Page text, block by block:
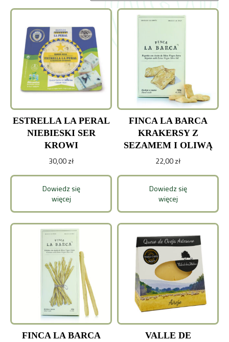
ESTRELLA LA PERAL
NIEBIESKI SER
KROWI
30,00zł
Dowiedz się
więcej
FINCA LA BARCA
KRAKERSY Z
SEZAMEM I OLIWĄ
22,00zł
Dowiedz się
więcej
FINCA LA BARCA
VALLE DE